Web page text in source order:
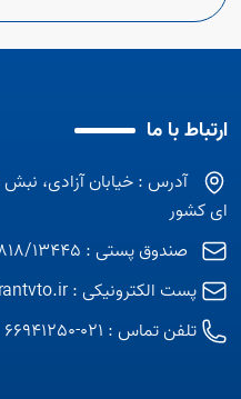
ارتباط با ما
آدرس : خیابان آزادی،
ای کشور
صندوق پستی : 818/13445
پست الکترونیکی :
تلفن تماس : 021-66941250